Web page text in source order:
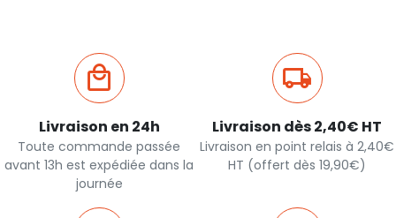
Livraison en 24h
Toute commande passée
avant 13h est expédiée dans la
journée
Livraison dès 2,40€ HT
Livraison en point relais à 2,40€
HT (offert dès 19,90€)